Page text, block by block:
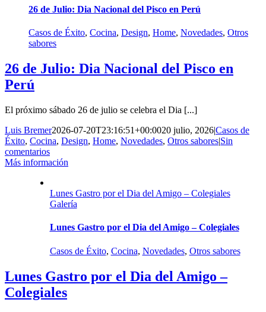
26 de Julio: Dia Nacional del Pisco en Perú
Casos de Éxito, Cocina, Design, Home, Novedades, Otros
sabores
26 de Julio: Dia Nacional del Pisco en
Perú
El próximo sábado 26 de julio se celebra el Dia [...]
Luis Bremer2026-07-20T23:16:51+00:0020 julio, 2026|Casos de
Éxito, Cocina, Design, Home, Novedades, Otros sabores|Sin
comentarios
Más información
Lunes Gastro por el Dia del Amigo – Colegiales
Galería
Lunes Gastro por el Dia del Amigo – Colegiales
Casos de Éxito, Cocina, Novedades, Otros sabores
Lunes Gastro por el Dia del Amigo –
Colegiales